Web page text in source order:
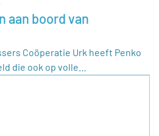
aan boord van
Coöperatie Urk heeft Penko
die ook op volle…